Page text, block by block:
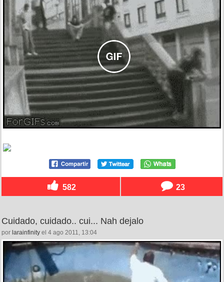
582 23
Cuidado, cuidado.. cui... Nah dejalo
por larainfinity el 4 ago 2011, 13:04